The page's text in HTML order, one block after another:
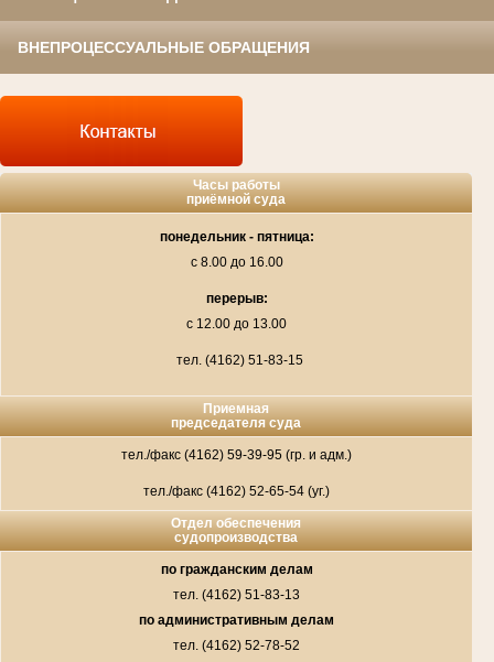
ВНЕПРОЦЕССУАЛЬНЫЕ ОБРАЩЕНИЯ
Часы работы
приёмной суда
понедельник - пятница:
с 8.00 до 16.00
перерыв:
с 12.00 до 13.00
тел. (4162) 51-83-15
Приемная
председателя суда
тел./факс (4162) 59-39-95 (гр. и адм.)
тел./факс (4162) 52-65-54 (уг.)
Отдел обеспечения
судопроизводства
по гражданским делам
тел. (4162) 51-83-13
по административным делам
тел. (4162) 52-78-52